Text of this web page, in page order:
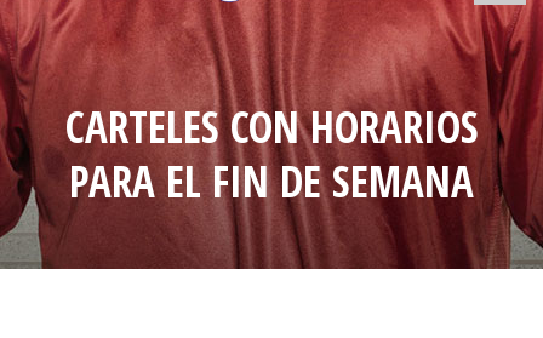
CARTELES CON HORARIOS
PARA EL FIN DE SEMANA